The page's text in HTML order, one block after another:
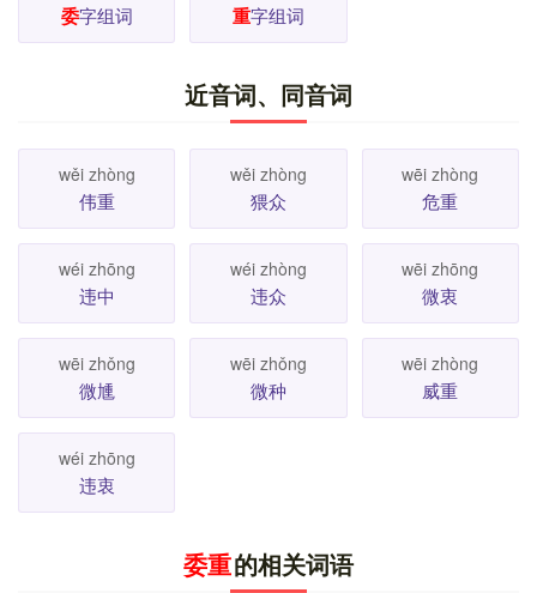
重唱。重峦叠嶂。
[更多解释
委字组词 重字组词
近音词、同音词
wěi zhòng
伟重
wěi zhòng
猥众
wēi zhòng
危重
wéi zhōng
违中
wéi zhòng
违众
wēi zhōng
微衷
wēi zhǒng
微尰
wēi zhǒng
微种
wēi zhòng
威重
wéi zhōng
违衷
委重的相关词语